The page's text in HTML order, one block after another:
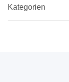
Kategorien